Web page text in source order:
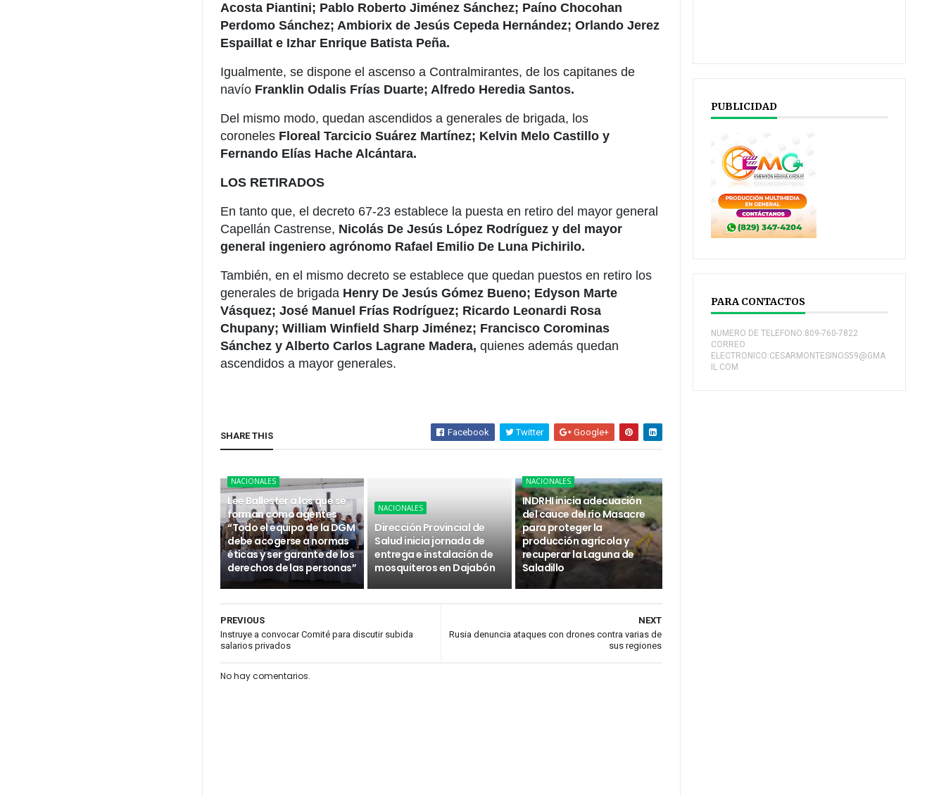
Acosta Piantini; Pablo Roberto Jiménez Sánchez; Paíno Chocohan
Perdomo Sánchez; Ambiorix de Jesús Cepeda Hernández; Orlando Jerez
Espaillat e Izhar Enrique Batista Peña.
Igualmente, se dispone el ascenso a Contralmirantes, de los capitanes de
navío Franklin Odalis Frías Duarte; Alfredo Heredia Santos.
Del mismo modo, quedan ascendidos a generales de brigada, los
coroneles Floreal Tarcicio Suárez Martínez; Kelvin Melo Castillo y
Fernando Elías Hache Alcántara.
LOS RETIRADOS
En tanto que, el decreto 67-23 establece la puesta en retiro del mayor general
Capellán Castrense, Nicolás De Jesús López Rodríguez y del mayor
general ingeniero agrónomo Rafael Emilio De Luna Pichirilo.
También, en el mismo decreto se establece que quedan puestos en retiro los
generales de brigada Henry De Jesús Gómez Bueno; Edyson Marte
Vásquez; José Manuel Frías Rodríguez; Ricardo Leonardi Rosa
Chupany; William Winfield Sharp Jiménez; Francisco Corominas
Sánchez y Alberto Carlos Lagrane Madera, quienes además quedan
ascendidos a mayor generales.
SHARE THIS Facebook Twitter Google+
NACIONALES
Lee Ballester a los que se
forman como agentes
“Todo el equipo de la DGM
debe acogerse a normas
éticas y ser garante de los
derechos de las personas”
NACIONALES
Dirección Provincial de
Salud inicia jornada de
entrega e instalación de
mosquiteros en Dajabón
NACIONALES
INDRHI inicia adecuación
del cauce del río Masacre
para proteger la
producción agrícola y
recuperar la Laguna de
Saladillo
NEXT
Rusia denuncia ataques con drones contra varias de
sus regiones
PREVIOUS
Instruye a convocar Comité para discutir subida
salarios privados
No hay comentarios.
PUBLICIDAD
PARA CONTACTOS
NUMERO DE TELEFONO:809-760-7822
CORREO
ELECTRONICO:CESARMONTESINOS59@GMA
IL.COM